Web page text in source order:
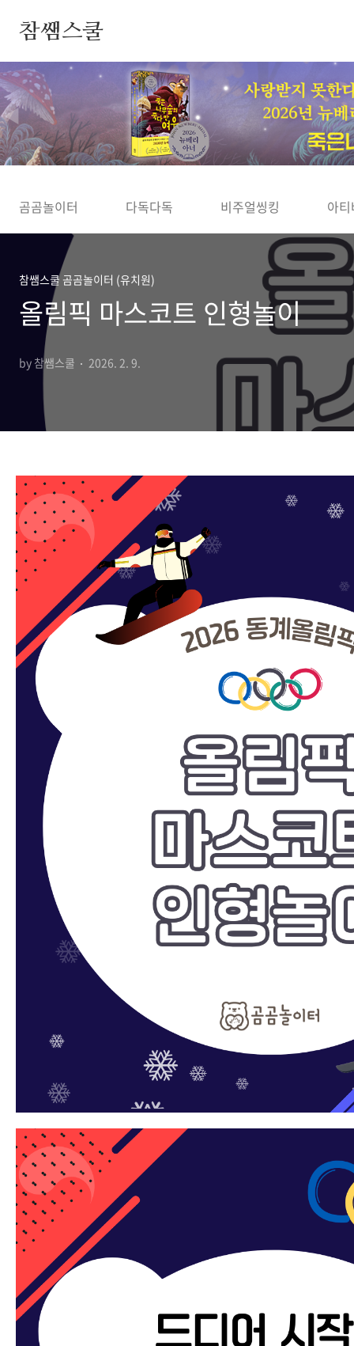
참쌤스쿨
◀
곰곰놀이터 다독다독 비주얼씽킹 아
참쌤스쿨 곰곰놀이터 (유치원)
올림픽 마스코트 인형놀이
by 참쌤스쿨 2026. 2. 9.